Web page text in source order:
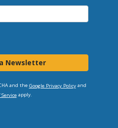
Newsletter
and the Google Privacy Policyand
apply.